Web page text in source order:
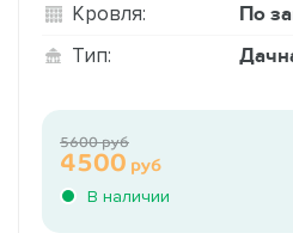
Кровля: По
Тип:
В наличии
4500 руб
5600 руб